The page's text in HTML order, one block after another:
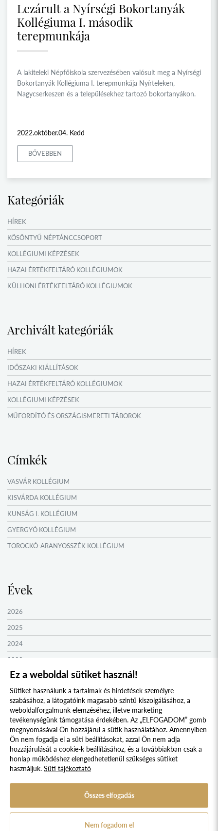
Lezárult a Nyírségi Bokortanyák
Kollégiuma I. második
terepmunkája
A lakiteleki Népfőiskola szervezésében valósult meg a Nyírségi
Bokortanyák Kollégiuma I. terepmunkája Nyírteleken,
Nagycserkeszen és a településekhez tartozó bokortanyákon.
2022.október.04. Kedd
BŐVEBBEN
Kategóriák
HÍREK
KÖSÖNTYŰ NÉPTÁNCCSOPORT
KOLLÉGIUMI KÉPZÉSEK
HAZAI ÉRTÉKFELTÁRÓ KOLLÉGIUMOK
KÜLHONI ÉRTÉKFELTÁRÓ KOLLÉGIUMOK
IDŐSZAKI KIÁLLÍTÁSOK
NYÁRI TÁBOROK
OKTATÁS, KULTÚRA
Archivált kategóriák
HÍREK
IDŐSZAKI KIÁLLÍTÁSOK
HAZAI ÉRTÉKFELTÁRÓ KOLLÉGIUMOK
KOLLÉGIUMI KÉPZÉSEK
MŰFORDÍTÓ ÉS ORSZÁGISMERETI TÁBOROK
Címkék
VASVÁR KOLLÉGIUM
KISVÁRDA KOLLÉGIUM
KUNSÁG I. KOLLÉGIUM
GYERGYÓ KOLLÉGIUM
TOROCKÓ-ARANYOSSZÉK KOLLÉGIUM
GARAM MENTI KOLLÉGIUM
ŐRVIDÉK KOLLÉGIUM
MOLDVAI CSÁNGÓ KOLLÉGIUM
HEGYKÖZ KOLLÉGIUM
ZENTA KOLLÉGIUM
NYUGAT-BÁCSKA KOLLÉGIUM
MURAVIDÉK KOLLÉGIUM
BEREGI KOLLÉGIUM
UNGI KOLLÉGIUM
UGOCSAI KOLLÉGIUM
MÁRAMAROSI KOLLÉGIUM
DRÁVASZÖG ÉS SZLAVÓNIA KOLLÉGIUM
TESSEDIK SÁMUEL KOLLÉGIUM
Évek
2026
2025
2024
2023
2022
2021
2020
2019
2018
2017
2016
Süti szabályzat Adatvédelmi nyilatkozat
Jogi nyilatkozat
© 2017 - 2026 NÉPFŐISKOLA ALAPÍTVÁNY, LAKITELEK. MINDEN JOG
Ez a weboldal sütiket használ!
Sütiket használunk a tartalmak és hirdetések személyre
szabásához, a látogatóink magasabb szintű kiszolgálásához, a
weboldalforgalmunk elemzéséhez, illetve marketing
tevékenységünk támogatása érdekében. Az „ELFOGADOM” gomb
megnyomásával Ön hozzájárul a sütik használatához. Amennyiben
Ön nem fogadja el a süti beállításokat, azzal Ön nem adja
hozzájárulását a cookie-k beállításához, és a továbbiakban csak a
honlap működéshez elengedhetetlenül szükséges sütiket
használjuk. Süti tájékoztató
Összes elfogadás
Nem fogadom el